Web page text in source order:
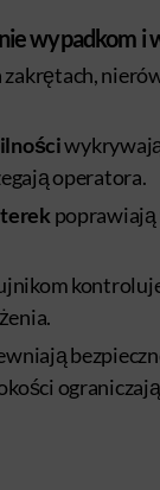
wypadkom
operatora.
poprawiają